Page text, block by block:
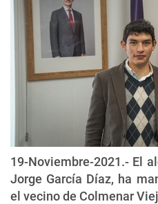
19-Noviembre-2021.- El
Jorge García Díaz, ha
el vecino de Colmenar